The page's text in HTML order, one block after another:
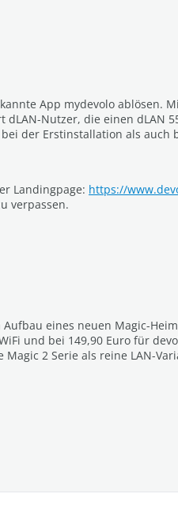
App mydevolo ablösen.
Nutzer, die einen dLAN
der Erstinstallation als auch
Landingpage: https://
verpassen.
eines neuen Magic-
und bei 149,90 Euro für
2 Serie als reine LAN-